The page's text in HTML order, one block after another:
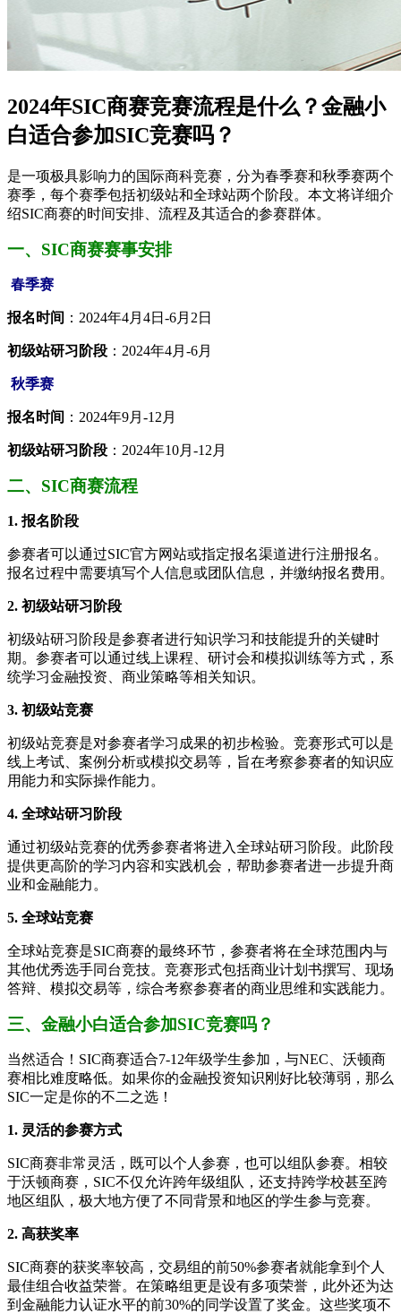
2024年SIC商赛竞赛流程是什么？金融小
白适合参加SIC竞赛吗？
是一项极具影响力的国际商科竞赛，分为春季赛和秋季赛两个
赛季，每个赛季包括初级站和全球站两个阶段。本文将详细介
绍SIC商赛的时间安排、流程及其适合的参赛群体。
一、SIC商赛赛事安排
春季赛
报名时间 ：2024年4月4日-6月2日
初级站研习阶段 ：2024年4月-6月
秋季赛
报名时间 ：2024年9月-12月
初级站研习阶段 ：2024年10月-12月
二、SIC商赛流程
1. 报名阶段
参赛者可以通过SIC官方网站或指定报名渠道进行注册报名。
报名过程中需要填写个人信息或团队信息，并缴纳报名费用。
2. 初级站研习阶段
初级站研习阶段是参赛者进行知识学习和技能提升的关键时
期。参赛者可以通过线上课程、研讨会和模拟训练等方式，系
统学习金融投资、商业策略等相关知识。
3. 初级站竞赛
初级站竞赛是对参赛者学习成果的初步检验。竞赛形式可以是
线上考试、案例分析或模拟交易等，旨在考察参赛者的知识应
用能力和实际操作能力。
4. 全球站研习阶段
通过初级站竞赛的优秀参赛者将进入全球站研习阶段。此阶段
提供更高阶的学习内容和实践机会，帮助参赛者进一步提升商
业和金融能力。
5. 全球站竞赛
全球站竞赛是SIC商赛的最终环节，参赛者将在全球范围内与
其他优秀选手同台竞技。竞赛形式包括商业计划书撰写、现场
答辩、模拟交易等，综合考察参赛者的商业思维和实践能力。
三、金融小白适合参加SIC竞赛吗？
当然适合！SIC商赛适合7-12年级学生参加，与NEC、沃顿商
赛相比难度略低。如果你的金融投资知识刚好比较薄弱，那么
SIC一定是你的不二之选！
1. 灵活的参赛方式
SIC商赛非常灵活，既可以个人参赛，也可以组队参赛。相较
于沃顿商赛，SIC不仅允许跨年级组队，还支持跨学校甚至跨
地区组队，极大地方便了不同背景和地区的学生参与竞赛。
2. 高获奖率
SIC商赛的获奖率较高，交易组的前50%参赛者就能拿到个人
最佳组合收益荣誉。在策略组更是设有多项荣誉，此外还为达
到金融能力认证水平的前30%的同学设置了奖金。这些奖项不